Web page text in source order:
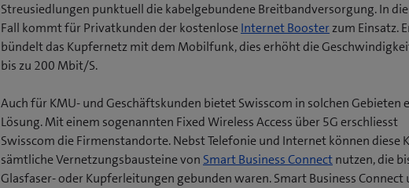
Streusiedlungen punktuell die kabelgebundene Breitbandversorgung. In
Fall kommt für Privatkunden der kostenloseInternet Boosterzum Einsatz.
bündelt das Kupfernetz mit dem Mobilfunk, dies erhöht die
bis zu 200 Mbit/S.
Auch für KMU- und Geschäftskunden bietet Swisscom in solchen Gebieten
Lösung. Mit einem sogenannten Fixed Wireless Access über 5G erschliesst
Swisscom die Firmenstandorte. Nebst Telefonie und Internet können diese
sämtliche Vernetzungsbausteine von Smart Business Connectnutzen, die
Glasfaser- oder Kupferleitungen gebunden waren. Smart Business Connect